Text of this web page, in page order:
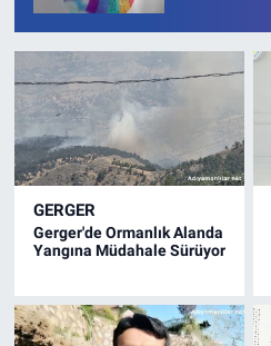
GERGER
Gerger'de Ormanlık Alanda
Yangına Müdahale Sürüyor